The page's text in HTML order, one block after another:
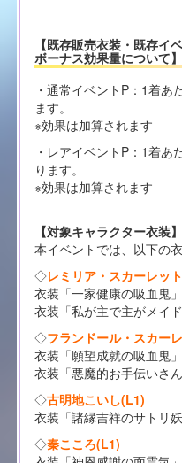
【既存販売衣装・既存イ
ボーナス効果量について】
・通常イベントP：1着あ
ます。
※効果は加算されます
・レアイベントP：1着あ
ります。
※効果は加算されます
【対象キャラクター衣装】
本イベントでは、以下の
◇レミリア・スカーレッ
衣装「一家健康の吸血鬼」
衣装「私が主で主がメイド
◇フランドール・スカー
衣装「願望成就の吸血鬼」
衣装「悪魔的お手伝いさん
◇古明地こいし(L1)
衣装「諸縁吉祥のサトリ妖
◇秦こころ(L1)